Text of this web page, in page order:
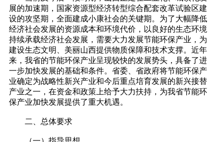
展的加速期，国家资源型经济转型综合配套改革试验区建
设的攻坚期，全面建成小康社会的关键期。为了大幅降低
经济社会发展的资源成本和环境代价，以良好的生态环境
持续承载经济社会发展，需要大力发展节能环保产业，为
建设生态文明、美丽山西提供物质保障和技术支撑。近年
来，我省的节能环保产业呈现较快的发展势头，具备了进
一步加快发展的基础和条件。省委、省政府将节能环保产
业确定为战略性新兴产业和今后重点培育发展的新兴接替
产业之一，在资金和政策上给予大力扶持，为我省节能环
保产业加快发展提供了重大机遇。
二、总体要求